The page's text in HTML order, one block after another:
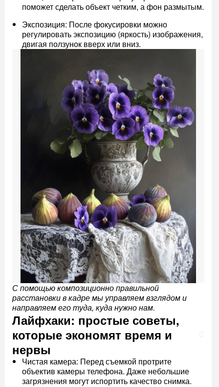
поможет сделать объект четким, а фон размытым.
Экспозиция: После фокусировки можно
регулировать экспозицию (яркость) изображения,
двигая ползунок вверх или вниз.
С помощью композиционно правильной
расстановки в кадре мы управляем взглядом и
направляем его туда, куда нужно нам.
Лайфхаки: простые советы,
которые экономят время и
нервы
Чистая камера: Перед съемкой протрите
объектив камеры телефона. Даже небольшие
загрязнения могут испортить качество снимка.